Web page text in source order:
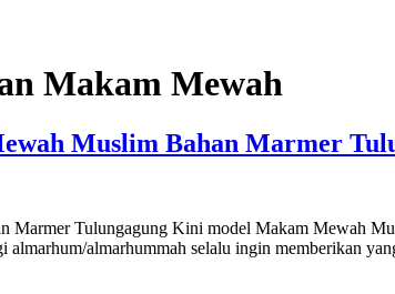
Makam Mewah
Muslim Bahan Marmer
Marmer Tulungagung Kini model Makam Mewah
almarhummah selalu ingin memberikan